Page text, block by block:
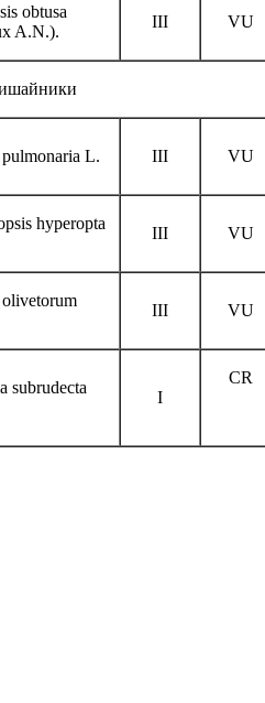
obtusa
A.N.).
III VU
L. III VU
hyperopta
III VU
III VU
subrudecta
I
CR